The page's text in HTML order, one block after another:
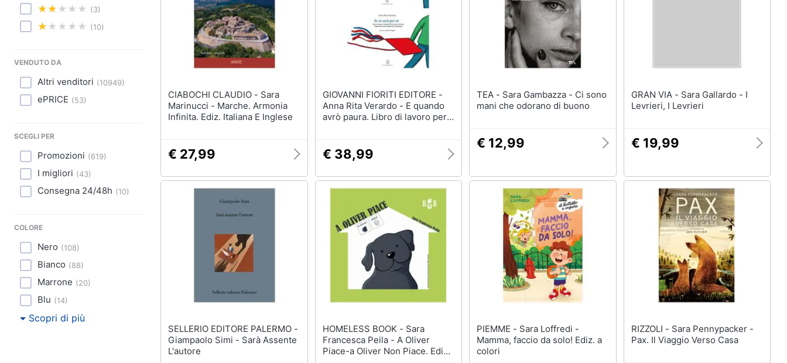
Abbigliamento
Motori
Festività e ricorrenze
Promozioni
(3)
(10)
VENDUTO DA
Altri venditori (10949)
ePRICE (53)
SCEGLI PER
Promozioni (619)
I migliori (43)
Consegna 24/48h (10)
COLORE
Nero (108)
Bianco (88)
Marrone (20)
Blu (14)
Scopri di più
CIABOCHI CLAUDIO - Sara
Marinucci - Marche. Armonia
Infinita. Ediz. Italiana E Inglese
€ 27,99
GIOVANNI FIORITI EDITORE -
Anna Rita Verardo - E quando
avrò paura. Libro di lavoro per
familiare-Io ci sarò per te.
Come aiutare i bambini che
suicidio di un familiare
€ 38,99
TEA - Sara Gambazza - Ci sono
mani che odorano di buono
€ 12,99
GRAN VIA - Sara Gallardo - I
Levrieri, I Levrieri
€ 19,99
SELLERIO EDITORE PALERMO -
Giampaolo Simi - Sarà Assente
L'autore
HOMELESS BOOK - Sara
Francesca Peila - A Oliver
Piace-a Oliver Non Piace. Ediz.
PIEMME - Sara Loffredi -
Mamma, faccio da solo! Ediz. a
colori
RIZZOLI - Sara Pennypacker -
Pax. Il Viaggio Verso Casa